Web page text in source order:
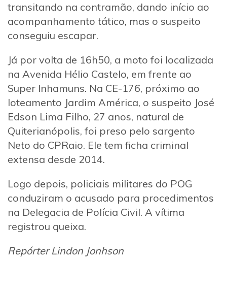
transitando na contramão, dando início ao
acompanhamento tático, mas o suspeito
conseguiu escapar.
Já por volta de 16h50, a moto foi localizada
na Avenida Hélio Castelo, em frente ao
Super Inhamuns. Na CE-176, próximo ao
loteamento Jardim América, o suspeito José
Edson Lima Filho, 27 anos, natural de
Quiterianópolis, foi preso pelo sargento
Neto do CPRaio. Ele tem ficha criminal
extensa desde 2014.
Logo depois, policiais militares do POG
conduziram o acusado para procedimentos
na Delegacia de Polícia Civil. A vítima
registrou queixa.
Repórter Lindon Jonhson